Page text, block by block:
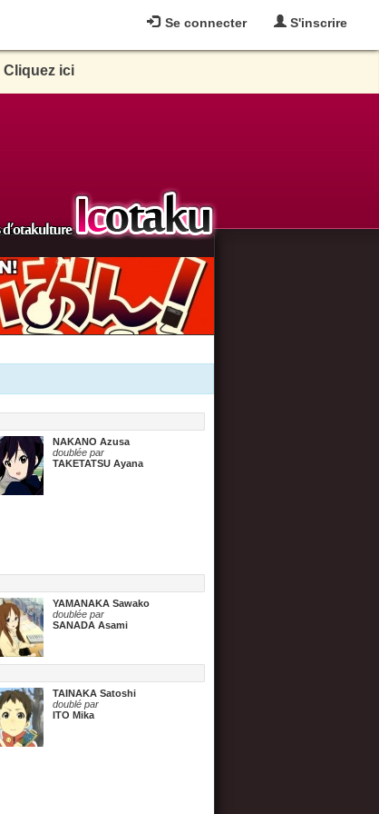
Se connecter S'inscrire
Cliquez ici
NAKANO Azusa
doublée par
TAKETATSU Ayana
YAMANAKA Sawako
doublée par
SANADA Asami
TAINAKA Satoshi
doublé par
ITO Mika